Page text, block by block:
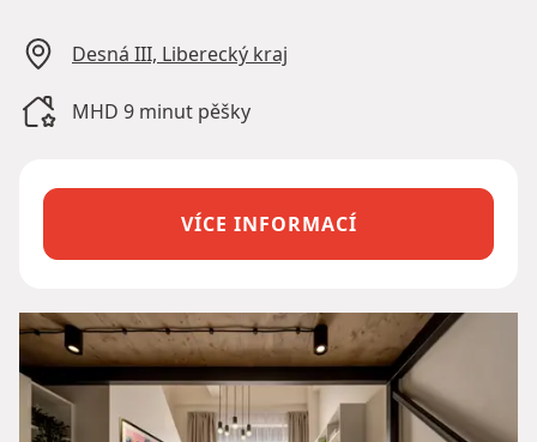
Desná III, Liberecký kraj
MHD 9 minut pěšky
VÍCE INFORMACÍ